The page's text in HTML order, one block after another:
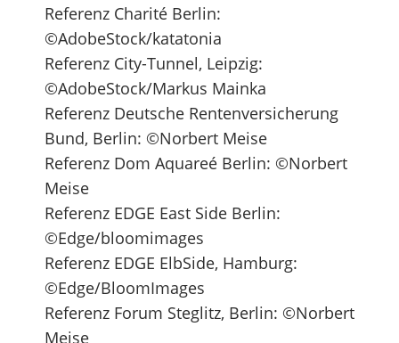
Referenz Charité Berlin:
©AdobeStock/katatonia
Referenz City-Tunnel, Leipzig:
©AdobeStock/Markus Mainka
Referenz Deutsche Rentenversicherung
Bund, Berlin: ©Norbert Meise
Referenz Dom Aquareé Berlin: ©Norbert
Meise
Referenz EDGE East Side Berlin:
©Edge/bloomimages
Referenz EDGE ElbSide, Hamburg:
©Edge/BloomImages
Referenz Forum Steglitz, Berlin: ©Norbert
Meise